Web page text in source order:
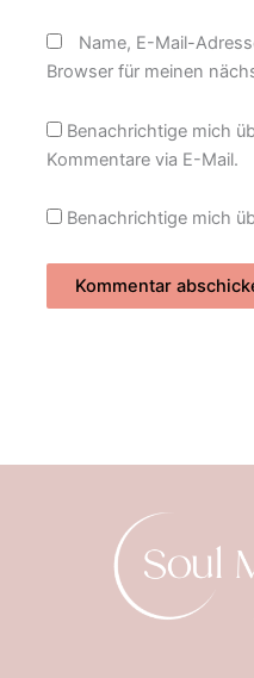
Name, E-Mail-
Browser für meinen
Benachrichtige mich
Kommentare via E-Mail.
Benachrichtige mich